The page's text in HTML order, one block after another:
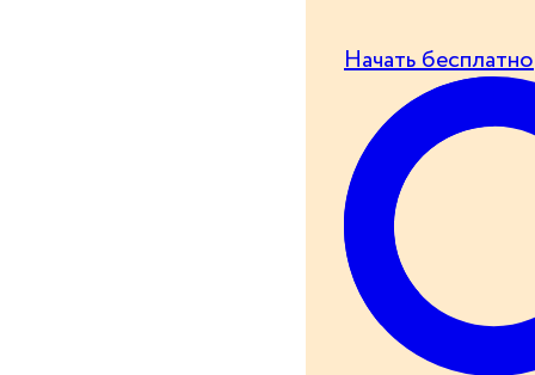
Начать бесплатно